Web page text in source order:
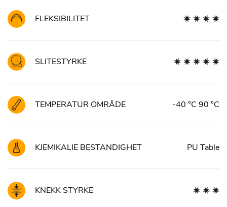
FLEKSIBILITET
SLITESTYRKE
TEMPERATUR OMRÅDE -40 °C 90 °C
KJEMIKALIE BESTANDIGHET PU Table
KNEKK STYRKE